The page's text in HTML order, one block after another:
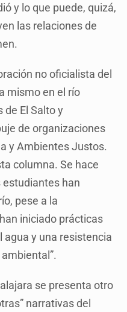
y lo que puede, quizá,
las relaciones de
no oficialista del
mismo en el río
de El Salto y
de organizaciones
y Ambientes Justos.
columna. Se hace
estudiantes han
pese a la
iniciado prácticas
agua y una resistencia
se presenta otro
narrativas del